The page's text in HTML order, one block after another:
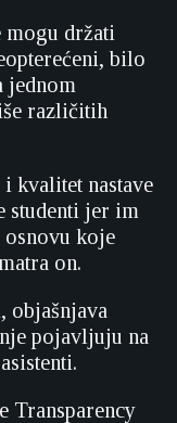
držati
bilo
jednom
različitih
kvalitet nastave
studenti jer im
osnovu koje
on.
objašnjava
pojavljuju na
Transparency